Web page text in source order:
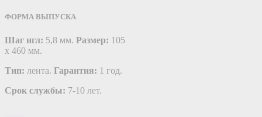
ФОРМА ВЫПУСКА
Шаг игл: 5,8 мм. Размер: 105
х 460 мм.
Тип: лента. Гарантия: 1 год.
Срок службы: 7-10 лет.